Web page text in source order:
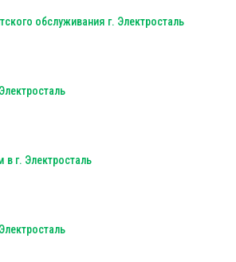
обслуживания г. Электросталь
г. Электросталь